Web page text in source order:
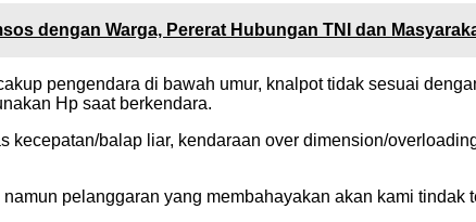
dengan Warga, Pererat Hubungan TNI dan
pengendara di bawah umur, knalpot tidak sesuai
Hp saat berkendara.
balap liar, kendaraan over dimension/
pelanggaran yang membahayakan akan kami tindak